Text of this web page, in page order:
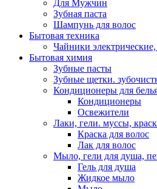
Для Мужчин
Зубная паста
Шампунь для волос
Бытовая техника
Чайники
Бытовая химия
Зубные пасты
Зубные щетки.
Кондиционеры для
Кондиционеры
Освежители
Лаки, гели. муссы,
Краска для волос
Лак для волос
Мыло, гели для душа,
Гель для душа
Жидкое мыло